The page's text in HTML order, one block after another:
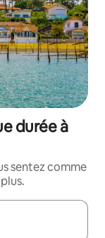
durée à
sentez comme
flèches vers le